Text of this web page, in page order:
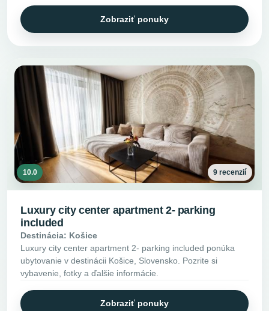
Zobraziť ponuky
10.0 9 recenzií
Luxury city center apartment 2- parking
included
Destinácia: Košice
Luxury city center apartment 2- parking included ponúka
ubytovanie v destinácii Košice, Slovensko. Pozrite si
vybavenie, fotky a ďalšie informácie.
Zobraziť ponuky